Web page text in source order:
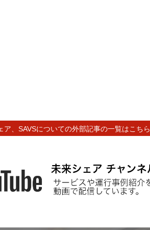
ア、SAVSについての外部記事の一覧はこちら